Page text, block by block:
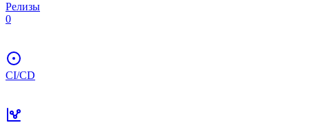
Релизы
0
CI/CD